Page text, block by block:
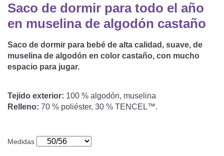
Funda De Recambio
Saco Manta
Saco Envolvente
Saco De Dormir Interior
Mantita Para Bebé
Manta De Juego Para Bebés
Cojines Decorativos
CAMBIADORES
TEXTILES
Sábanas Bajeras
Baberos Y Doudou
Cuna Nido
Almohadas Especiales
ACCESORIOS
CHEQUE REGALO
Saco de dormir para todo el año
en muselina de algodón castaño
Saco de dormir para bebé de alta calidad, suave, de
muselina de algodón en color castaño, con mucho
espacio para jugar.
Tejido exterior: 100 % algodón, muselina
Relleno: 70 % poliéster, 30 % TENCEL™.
Medidas